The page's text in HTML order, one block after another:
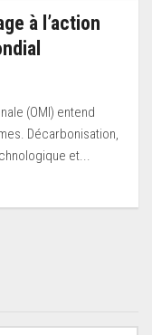
à l’action
(OMI) entend
Décarbonisation,
et...